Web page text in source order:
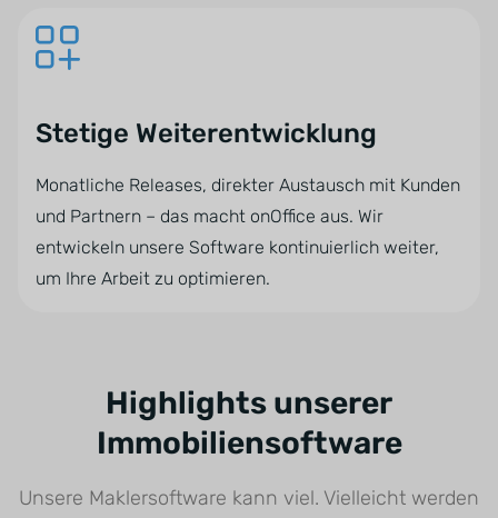
Stetige Weiterentwicklung
Monatliche Releases, direkter Austausch mit Kunden
und Partnern – das macht onOffice aus. Wir
entwickeln unsere Software kontinuierlich weiter,
um Ihre Arbeit zu optimieren.
Highlights unserer
Immobiliensoftware
Unsere Maklersoftware kann viel. Vielleicht werden